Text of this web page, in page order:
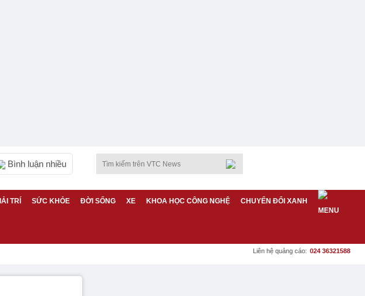
Bình luận nhiều
TRÍ SỨC KHỎE ĐỜI SỐNG XE KHOA HỌC CÔNG NGHỆ CHUYỂN ĐỔI XANH
Liên hệ quảng cáo: 024 36321588